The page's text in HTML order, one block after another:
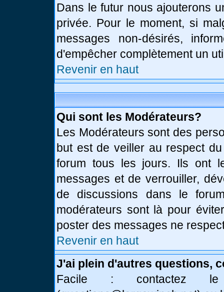
Dans le futur nous ajouterons
privée. Pour le moment, si
messages non-désirés,
d'empêcher complètement un
Revenir en haut
Qui sont les Modérateurs?
Les Modérateurs sont des
but est de veiller au respect
forum tous les jours. Ils ont
messages et de verrouiller,
de discussions dans le
modérateurs sont là pour
poster des messages ne
Revenir en haut
J'ai plein d'autres questions,
Facile : contactez